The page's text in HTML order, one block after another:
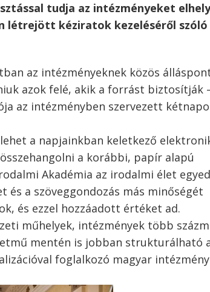
tudja az intézményeket
létrejött kéziratok kezeléséről szóló
az intézményeknek közös
azok felé, akik a forrást biztosítják
az intézményben szervezett
a napjainkban keletkező
a korábbi, papír alapú
Akadémia az irodalmi élet
és a szöveggondozás más minőségét
és ezzel hozzáadott értéket ad.
műhelyek, intézmények több
mentén is jobban strukturálható
foglalkozó magyar